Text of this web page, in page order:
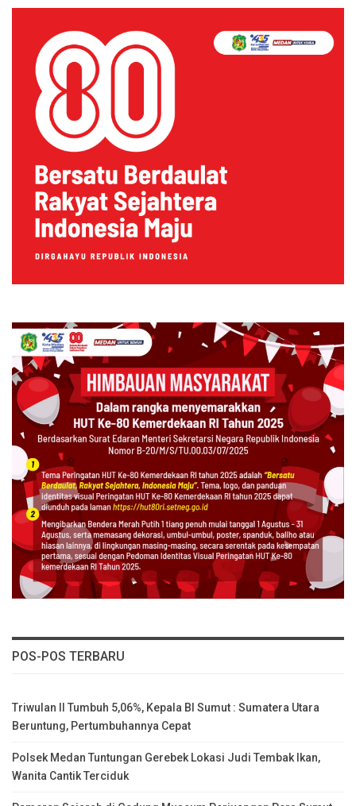
POS-POS TERBARU
Triwulan II Tumbuh 5,06%, Kepala BI Sumut : Sumatera Utara
Beruntung, Pertumbuhannya Cepat
Polsek Medan Tuntungan Gerebek Lokasi Judi Tembak Ikan,
Wanita Cantik Terciduk